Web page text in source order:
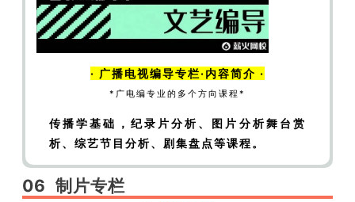
· 编导专栏·内容简介 ·*编导大类的多个方向课
包含导演、电影学&制片、
· 广播电视编导专栏·内容简介 ·
*广电编专业的多个方向课程*
传播学基础，纪录片分析、图片分析舞台赏
析、综艺节目分析、剧集盘点等课程。
06 制片专栏